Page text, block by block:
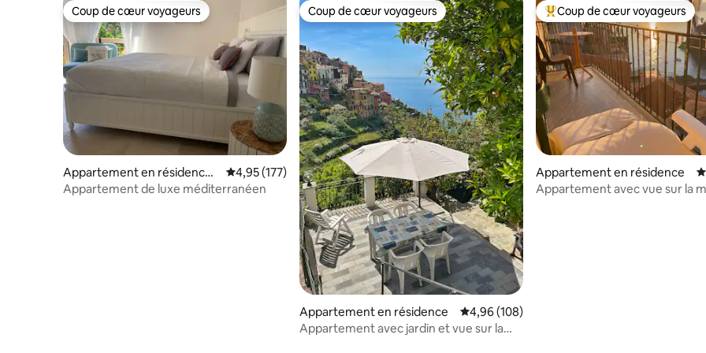
Coup de cœur voyageurs
Coup de cœur voyageurs
Appartement en résidence ⋅
Monterosso al Mare
Évaluation moyenne sur la base de 177 commentaires : 4,95 sur 5
4,95 (177)
Appartement de luxe méditerranéen
Coup de cœur voyageurs
Coup de cœur voyageurs
Appartement en résidence Évaluation moyenne sur la base de 108
4,96 (108)
Appartement avec jardin et vue sur la
Coups de cœur voyageurs les
Coup de cœur voyageurs
Appartement en résidence
Appartement avec vue sur la